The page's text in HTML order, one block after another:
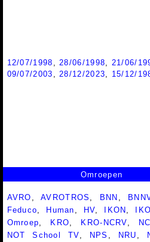
12/07/1998 28/06/1998 21/06/
09/07/2003
28/12/2023
15/12/
Omroepen
AVRO ,AVROTROS BNN
Feduco
Human HV IKON
Omroep
KRO KRO-NCRV
NOT School TV
NPS NRU